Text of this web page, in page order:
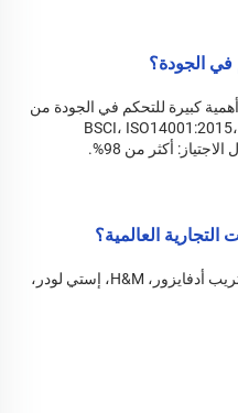
البداية إلى النهاية. وقد اجتزنا شهادات BSCI، ISO14001:2015،